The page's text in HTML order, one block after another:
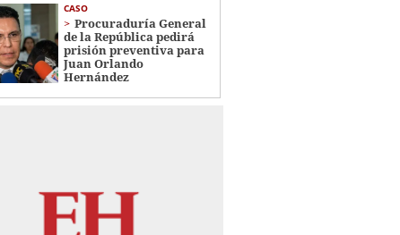
CASO
Procuraduría General
de la República pedirá
prisión preventiva para
Juan Orlando
Hernández